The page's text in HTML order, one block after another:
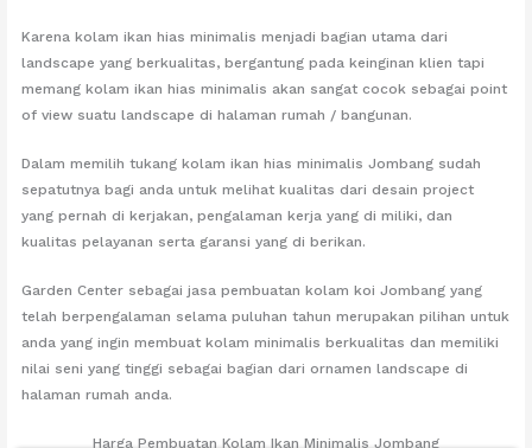
Karena kolam ikan hias minimalis menjadi bagian utama dari
landscape yang berkualitas, bergantung pada keinginan klien tapi
memang kolam ikan hias minimalis akan sangat cocok sebagai point
of view suatu landscape di halaman rumah / bangunan.
Dalam memilih tukang kolam ikan hias minimalis Jombang sudah
sepatutnya bagi anda untuk melihat kualitas dari desain project
yang pernah di kerjakan, pengalaman kerja yang di miliki, dan
kualitas pelayanan serta garansi yang di berikan.
Garden Center sebagai jasa pembuatan kolam koi Jombang yang
telah berpengalaman selama puluhan tahun merupakan pilihan untuk
anda yang ingin membuat kolam minimalis berkualitas dan memiliki
nilai seni yang tinggi sebagai bagian dari ornamen landscape di
halaman rumah anda.
Harga Pembuatan Kolam Ikan Minimalis Jombang